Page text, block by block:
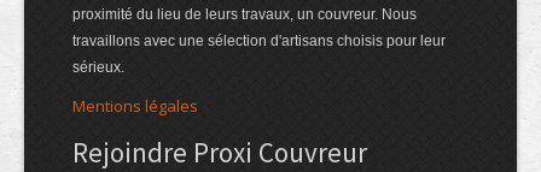
proximité du lieu de leurs travaux, un couvreur. Nous
travaillons avec une sélection d'artisans choisis pour leur
sérieux.
Mentions légales
Rejoindre Proxi Couvreur